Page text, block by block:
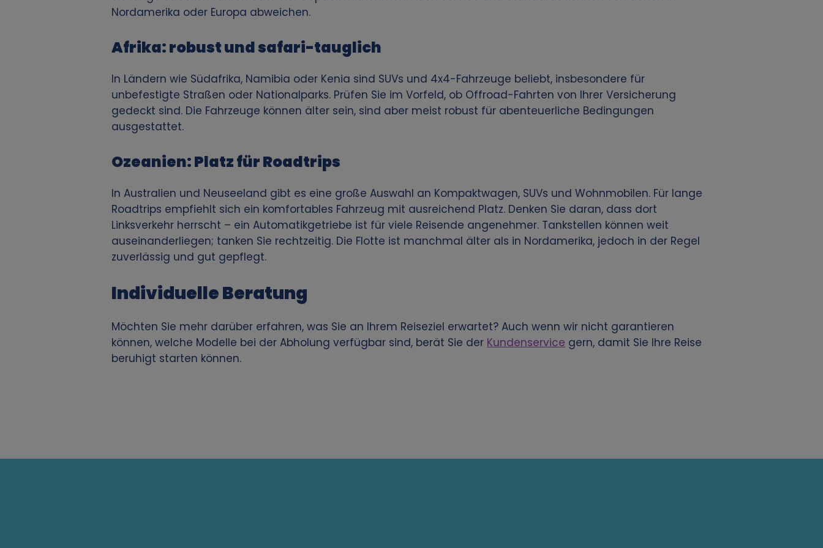
Nordamerika oder Europa abweichen.
Afrika: robust und safari-tauglich
In Ländern wie Südafrika, Namibia oder Kenia sind SUVs und 4x4-Fahrzeuge beliebt, insbesondere für
unbefestigte Straßen oder Nationalparks. Prüfen Sie im Vorfeld, ob Offroad-Fahrten von Ihrer Versicherung
gedeckt sind. Die Fahrzeuge können älter sein, sind aber meist robust für abenteuerliche Bedingungen
ausgestattet.
Ozeanien: Platz für Roadtrips
In Australien und Neuseeland gibt es eine große Auswahl an Kompaktwagen, SUVs und Wohnmobilen. Für lange
Roadtrips empfiehlt sich ein komfortables Fahrzeug mit ausreichend Platz. Denken Sie daran, dass dort
Linksverkehr herrscht – ein Automatikgetriebe ist für viele Reisende angenehmer. Tankstellen können weit
auseinanderliegen; tanken Sie rechtzeitig. Die Flotte ist manchmal älter als in Nordamerika, jedoch in der Regel
zuverlässig und gut gepflegt.
Individuelle Beratung
Möchten Sie mehr darüber erfahren, was Sie an Ihrem Reiseziel erwartet? Auch wenn wir nicht garantieren
können, welche Modelle bei der Abholung verfügbar sind, berät Sie der Kundenservice gern, damit Sie Ihre Reise
beruhigt starten können.
v
o
n
p
e
r
s
o
n
e
b
e
g